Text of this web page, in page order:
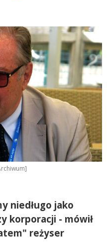
niedługo jako
korporacji - mówił
reżyser